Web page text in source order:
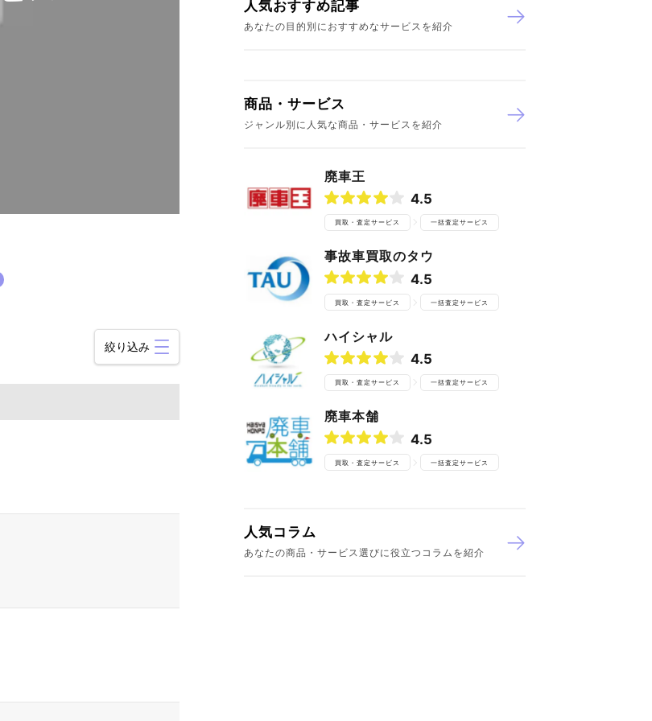
絞り込み
人気おすすめ記事
あなたの目的別におすすめなサービスを紹介
商品・サービス
ジャンル別に人気な商品・サービスを紹介
廃車王
4.5
買取・査定サービス 一括査定サービス
事故車買取のタウ
4.5
買取・査定サービス 一括査定サービス
ハイシャル
4.5
買取・査定サービス 一括査定サービス
廃車本舗
4.5
買取・査定サービス 一括査定サービス
人気コラム
あなたの商品・サービス選びに役立つコラムを紹介